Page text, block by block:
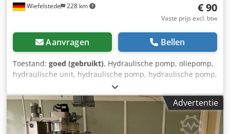
Wiefelstede 228 km € 90
Vaste prijs excl. btw
Aanvragen Bellen
Toestand: goed (gebruikt), Hydraulische pomp, oliepomp,
hydraulische unit, hydraulische pomp, hydraulische pomp,
elektromotor, gelijkstroommotor, aandrijfmotor,
krachtmotor -Fabrikant: Bosch, hydraulische pomp -Type:
Flens/as: zie foto, vierkant 8 x 17 mm -Aantal: 4 pompen
beschikbaar Dedpfx Aevwi Nqog Rowa -Prijs: per stuk -
Afmetingen: 87/84/H100 mm -Gewicht: 1,9 kg
Advertentie